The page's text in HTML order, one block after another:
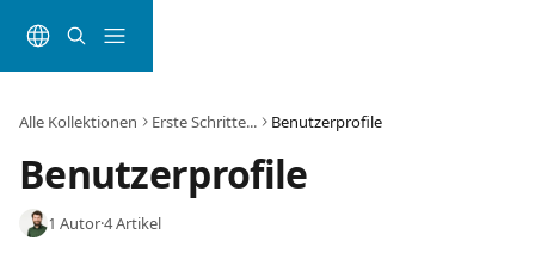
Alle Kollektionen Erste Schritte... Benutzerprofile
Benutzerprofile
1 Autor·4 Artikel